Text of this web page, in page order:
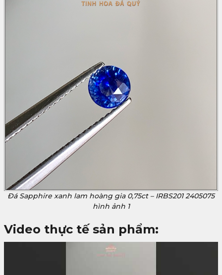
Đá Sapphire xanh lam hoàng gia 0,75ct – IRBS201 2405075
hình ảnh 1
Video thực tế sản phẩm: